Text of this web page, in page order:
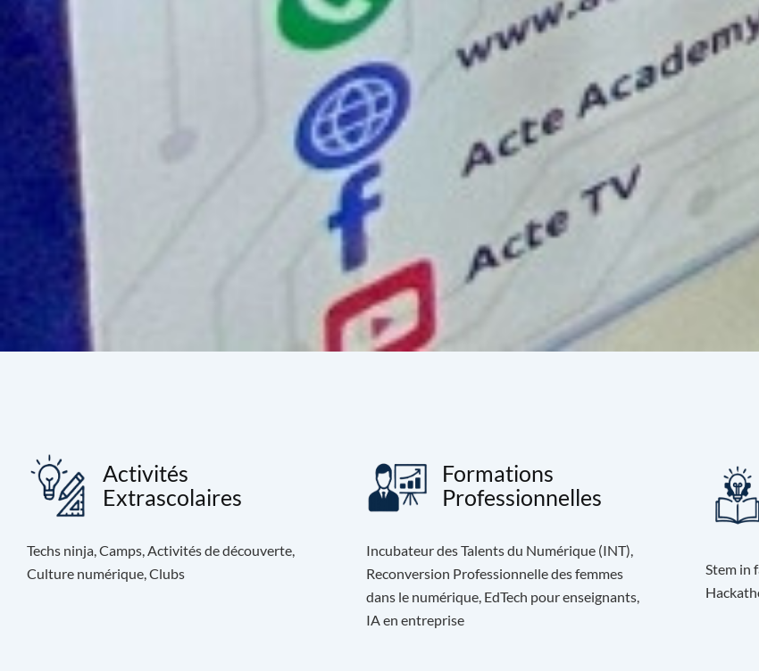
Activités
Extrascolaires
Techs ninja, Camps, Activités de découverte,
Culture numérique, Clubs
Formations
Professionnelles
Incubateur des Talents du Numérique (INT),
Reconversion Professionnelle des femmes
dans le numérique, EdTech pour enseignants,
IA en entreprise
Stem in